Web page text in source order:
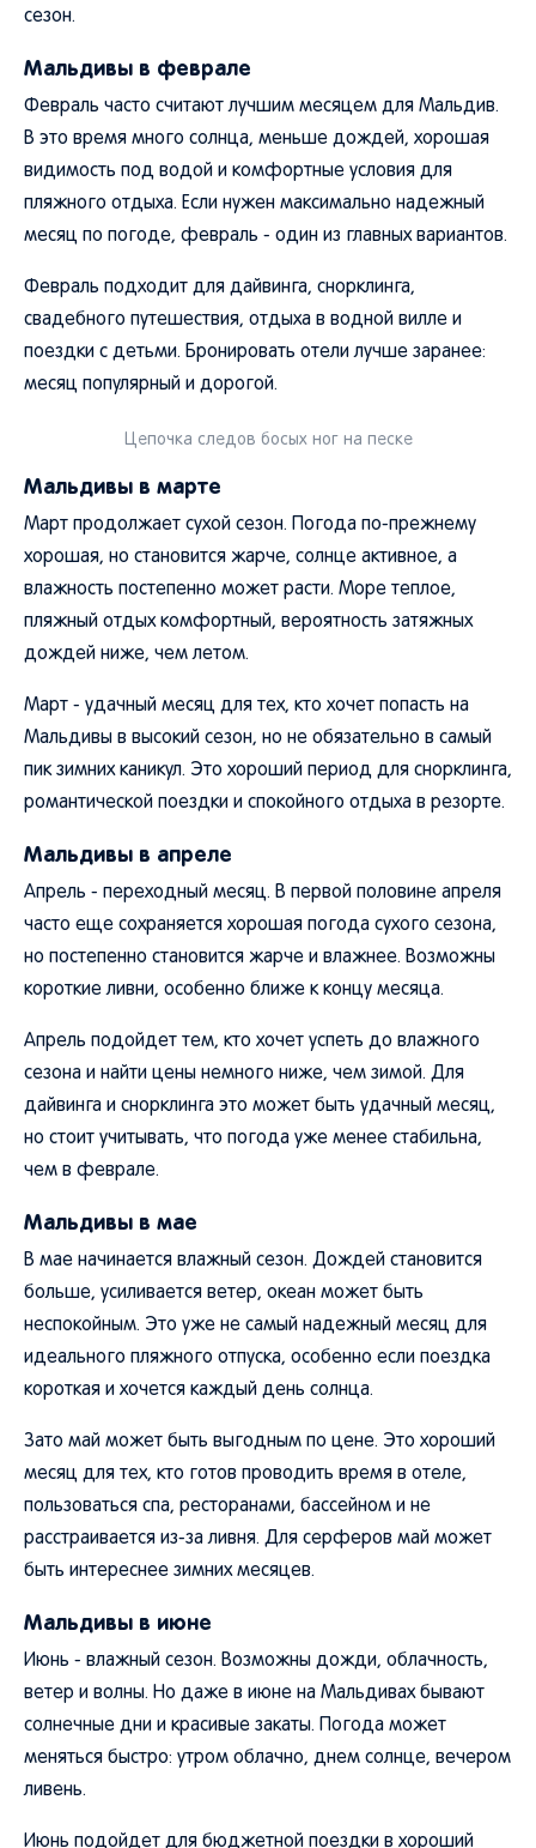
сезон.
Мальдивы в феврале
Февраль часто считают лучшим месяцем для Мальдив.
В это время много солнца, меньше дождей, хорошая
видимость под водой и комфортные условия для
пляжного отдыха. Если нужен максимально надежный
месяц по погоде, февраль - один из главных вариантов.
Февраль подходит для дайвинга, снорклинга,
свадебного путешествия, отдыха в водной вилле и
поездки с детьми. Бронировать отели лучше заранее:
месяц популярный и дорогой.
Цепочка следов босых ног на песке
Мальдивы в марте
Март продолжает сухой сезон. Погода по-прежнему
хорошая, но становится жарче, солнце активное, а
влажность постепенно может расти. Море теплое,
пляжный отдых комфортный, вероятность затяжных
дождей ниже, чем летом.
Март - удачный месяц для тех, кто хочет попасть на
Мальдивы в высокий сезон, но не обязательно в самый
пик зимних каникул. Это хороший период для снорклинга,
романтической поездки и спокойного отдыха в резорте.
Мальдивы в апреле
Апрель - переходный месяц. В первой половине апреля
часто еще сохраняется хорошая погода сухого сезона,
но постепенно становится жарче и влажнее. Возможны
короткие ливни, особенно ближе к концу месяца.
Апрель подойдет тем, кто хочет успеть до влажного
сезона и найти цены немного ниже, чем зимой. Для
дайвинга и снорклинга это может быть удачный месяц,
но стоит учитывать, что погода уже менее стабильна,
чем в феврале.
Мальдивы в мае
В мае начинается влажный сезон. Дождей становится
больше, усиливается ветер, океан может быть
неспокойным. Это уже не самый надежный месяц для
идеального пляжного отпуска, особенно если поездка
короткая и хочется каждый день солнца.
Зато май может быть выгодным по цене. Это хороший
месяц для тех, кто готов проводить время в отеле,
пользоваться спа, ресторанами, бассейном и не
расстраивается из-за ливня. Для серферов май может
быть интереснее зимних месяцев.
Мальдивы в июне
Июнь - влажный сезон. Возможны дожди, облачность,
ветер и волны. Но даже в июне на Мальдивах бывают
солнечные дни и красивые закаты. Погода может
меняться быстро: утром облачно, днем солнце, вечером
ливень.
Июнь подойдет для бюджетной поездки в хороший